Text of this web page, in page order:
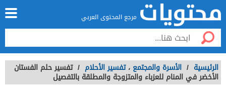
مرجع المحتوى العربي
الرئيسية / الأسرة والمجتمع ، تفسير الأحلام / تفسير حلم الفستان
الأخضر في المنام للعزباء والمتزوجة والمطلقة بالتفصيل